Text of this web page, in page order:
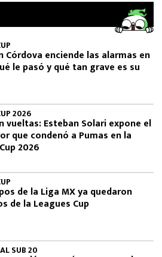
Córdova enciende las alarmas en
le pasó y qué tan grave es su
2026
vueltas: Esteban Solari expone el
que condenó a Pumas en la
2026
de la Liga MX ya quedaron
de la Leagues Cup
SUB 20